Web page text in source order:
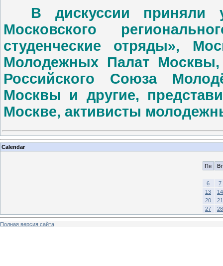
В дискуссии приняли
Московского
студенческие отряды»,
Молодежных Палат Москвы,
Российского Союза
Москвы и другие,
Москве, активисты
Calendar
Пн Вт
6
7
13
14
20
21
27
28
Полная версия сайта